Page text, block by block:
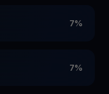
7%
7%